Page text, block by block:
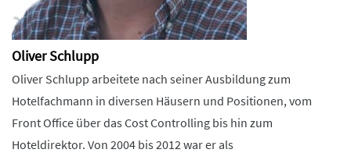
Oliver Schlupp
Oliver Schlupp arbeitete nach seiner Ausbildung zum
Hotelfachmann in diversen Häusern und Positionen, vom
Front Office über das Cost Controlling bis hin zum
Hoteldirektor. Von 2004 bis 2012 war er als